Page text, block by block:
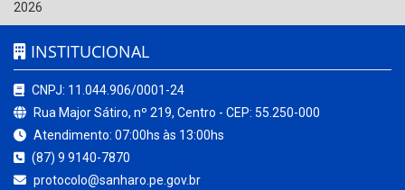
2026
INSTITUCIONAL
CNPJ: 11.044.906/0001-24
Rua Major Sátiro, nº 219, Centro - CEP: 55.250-000
Atendimento: 07:00hs às 13:00hs
(87) 9 9140-7870
protocolo@sanharo.pe.gov.br